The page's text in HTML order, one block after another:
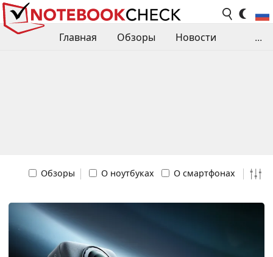
Главная Обзоры
Новости
...
Обзоры О ноутбуках О смартфонах